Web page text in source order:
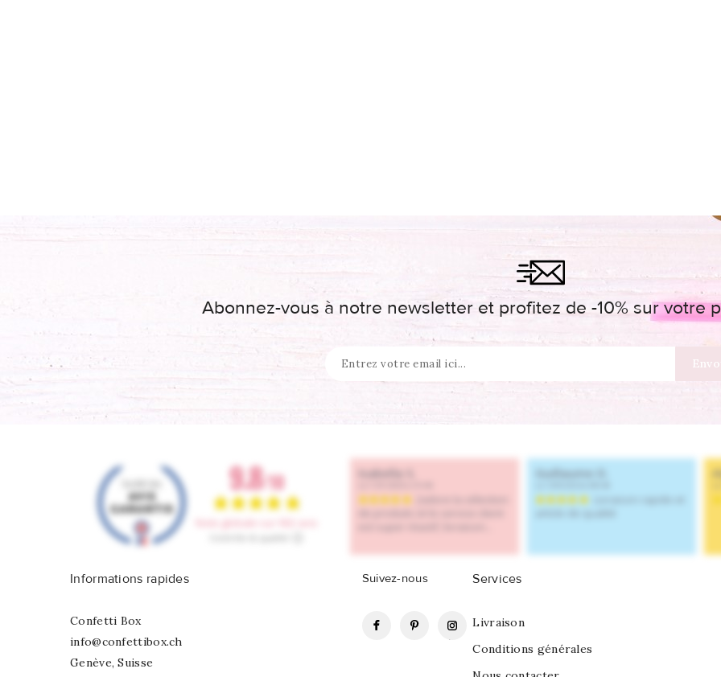
Abonnez-vous à notre newsletter et profitez de -10% sur votre
Informations rapides
Confetti Box
info@confettibox.ch
Genève, Suisse
Suivez-nous
FacebookPinterestInstagram
Services
Livraison
Conditions générales